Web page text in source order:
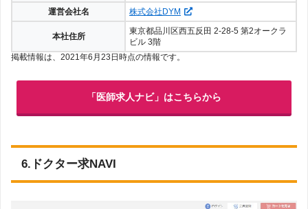
運営会社名
株式会社DYM
本社住所
東京都品川区西五反田 2-28-5 第2オークラ
ビル 3階
掲載情報は、2021年6月23日時点の情報です。
「医師求人ナビ」はこちらから
6.ドクター求NAVI